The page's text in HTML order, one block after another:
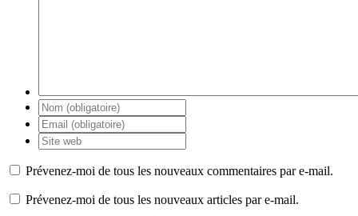
Prévenez-moi de tous les nouveaux commentaires par e-mail.
Prévenez-moi de tous les nouveaux articles par e-mail.